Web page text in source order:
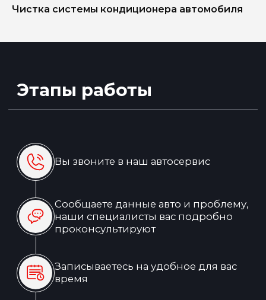
Чистка системы кондиционера автомобиля
Записаться на ТО
Профессионалы своего дела